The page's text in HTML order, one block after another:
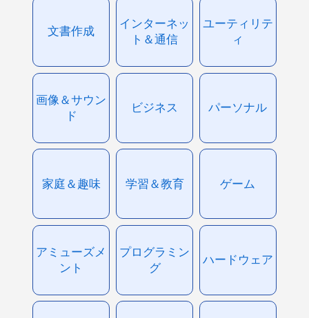
文書作成
インターネッ
ト＆通信
ユーティリテ
ィ
画像＆サウン
ド
ビジネス パーソナル
家庭＆趣味 学習＆教育 ゲーム
アミューズメ
ント
プログラミン
グ
ハードウェア